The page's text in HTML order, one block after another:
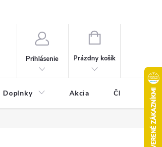
Prihlásenie
NÁKUPNÝ
Prázdny košík
Doplnky Akcia Články